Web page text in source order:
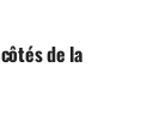
de la